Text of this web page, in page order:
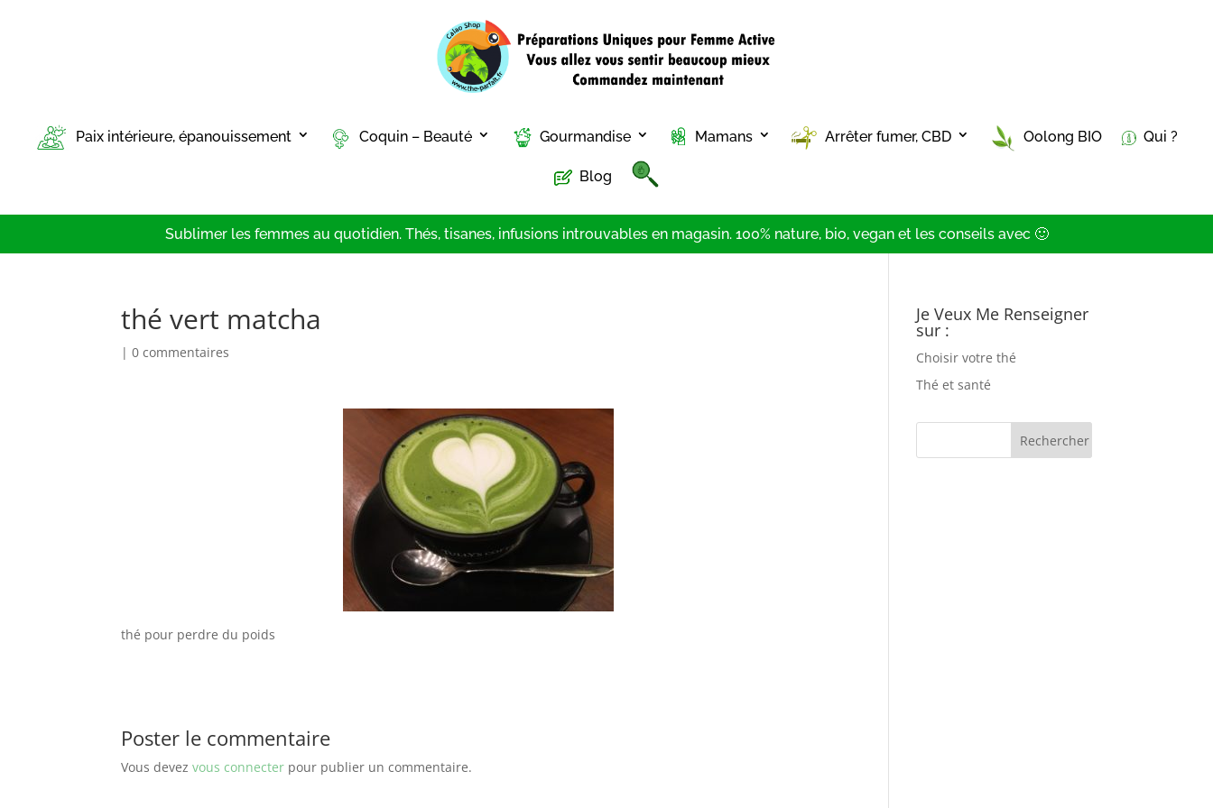
Paix intérieure, épanouissement Coquin – Beauté Gourmandise Mamans Arrêter fumer, CBD Oolong BIO Qui ?
Blog
Sublimer les femmes au quotidien. Thés, tisanes, infusions introuvables en magasin. 100% nature, bio, vegan et les conseils avec 🙂
thé vert matcha
|0 commentaires
thé pour perdre du poids
Poster le commentaire
Vous devezvous connecter pour publier un commentaire.
Je Veux Me Renseigner
sur :
Choisir votre thé
Thé et santé